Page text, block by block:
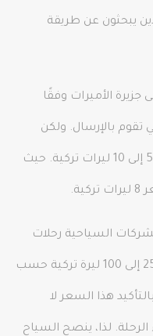
يبحثون عن طريقة
جزيرة الأميرات وفقًا
تقوم بالإرسال. ولكن
بشكل عام، يتراوح سعر التذكرة بين 5 إلى 10 ليرات تركية. حيث
السياحية رحلات
إلى الجزيرة بأسعار مختلفة تبدأ من 25 إلى 100 ليرة تركية حسب
هذا السعر لا
لذا، ينصح السياح